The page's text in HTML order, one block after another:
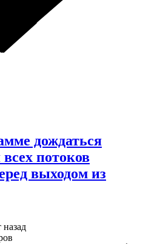
дождаться
потоков
выходом из
назад